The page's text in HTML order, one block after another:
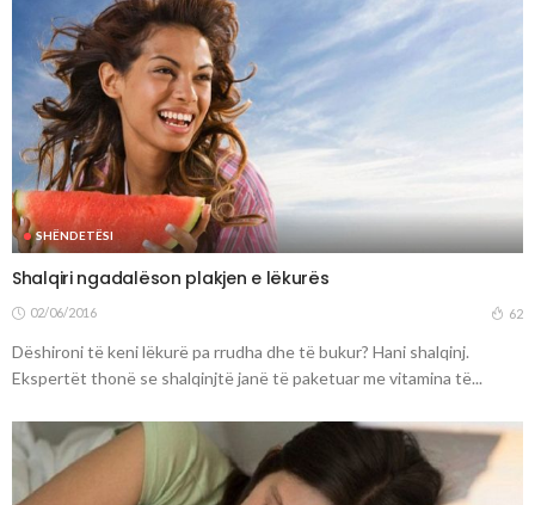
SHËNDETËSI
Shalqiri ngadalëson plakjen e lëkurës
02/06/2016 62
Dëshironi të keni lëkurë pa rrudha dhe të bukur? Hani shalqinj.
Ekspertët thonë se shalqinjtë janë të paketuar me vitamina të...